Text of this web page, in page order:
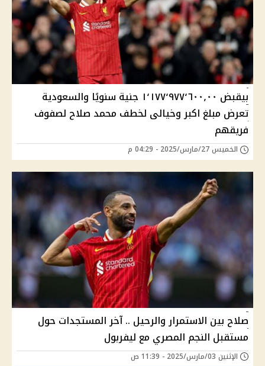
بيقبض ١٬١٧٧٬٩٧٧٬٦٠٠٫٠٠ جنية سنويًا والسعودية
تعرض مبلغ اكبر وخيالى لخطف محمد صلاح لصفوف
فريقهم
الخميس 27/مارس/2025 - 04:29 م
صلاح بين الاستمرار والرحيل .. آخر المستجدات حول
مستقبل النجم المصري مع ليفربول
الإثنين 03/مارس/2025 - 11:39 ص